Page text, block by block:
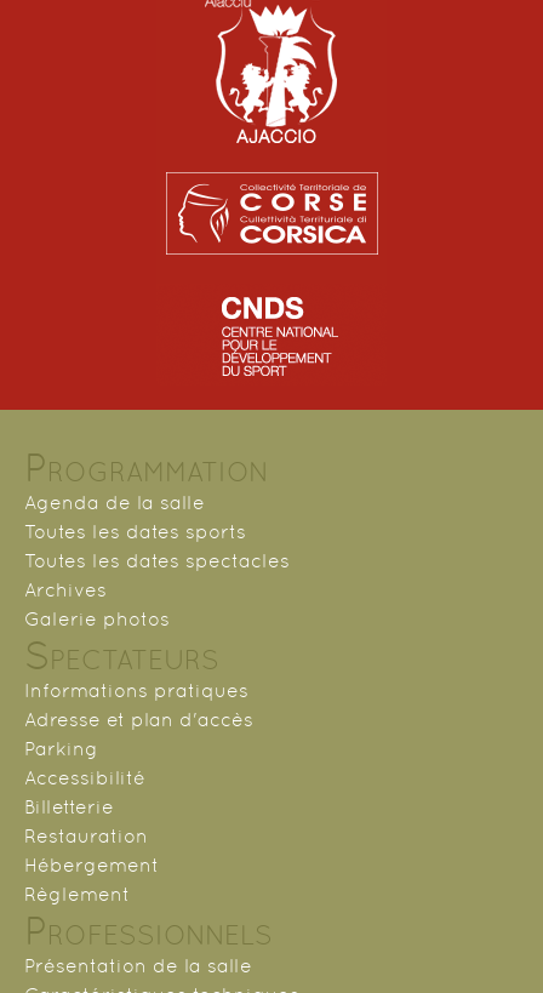
Programmation
Agenda de la salle
Toutes les dates sports
Toutes les dates spectacles
Archives
Galerie photos
Spectateurs
Informations pratiques
Adresse et plan d'accès
Parking
Accessibilité
Billetterie
Restauration
Hébergement
Règlement
Professionnels
Présentation de la salle